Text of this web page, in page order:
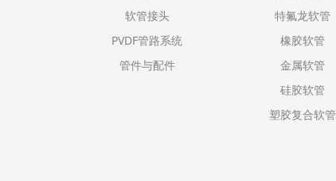
软管接头
PVDF管路系统
管件与配件
特氟龙软管
橡胶软管
金属软管
硅胶软管
塑胶复合软管